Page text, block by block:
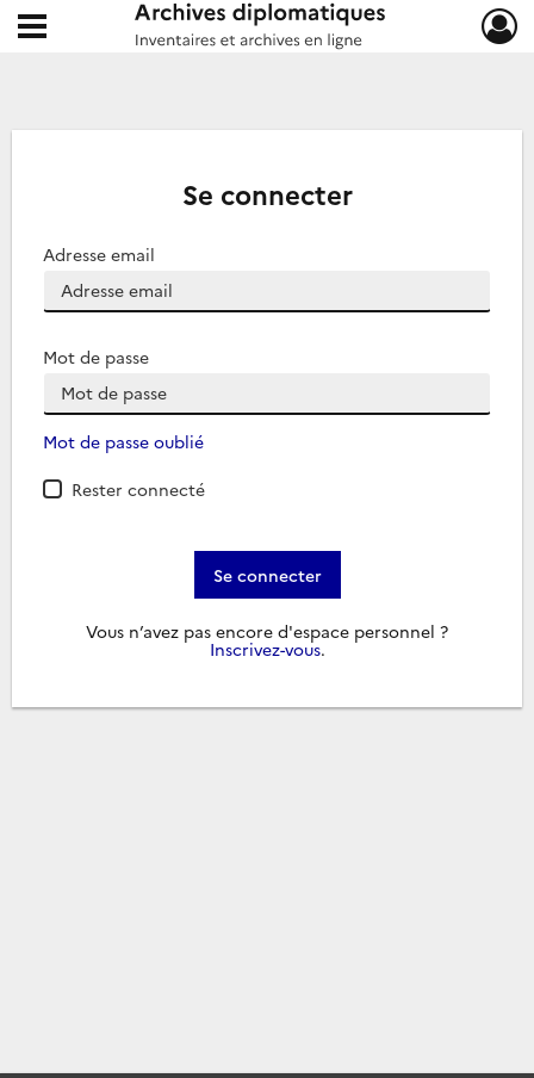
Archives diplomatiques
Ouvrir le menu déroulant
Se connecter
Adresse email
Mot de passe
Mot de passe oublié
Rester connecté
Se connecter
Vous n’avez pas encore d'espace personnel ?
Inscrivez-vous.